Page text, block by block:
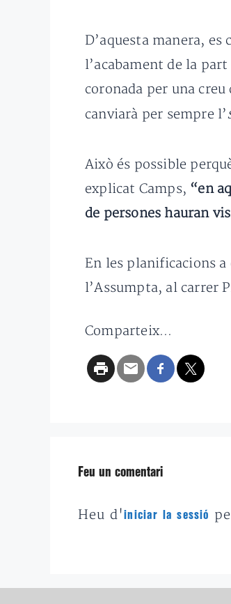
D’aquesta manera,
l’acabament de la
coronada per una
canviarà per sempre l’
Això és possible
explicat Camps, “en
de persones hauran
En les planificacions
l’Assumpta, al carrer
Comparteix...
Feu un comentari
Heu d'iniciar la sessió